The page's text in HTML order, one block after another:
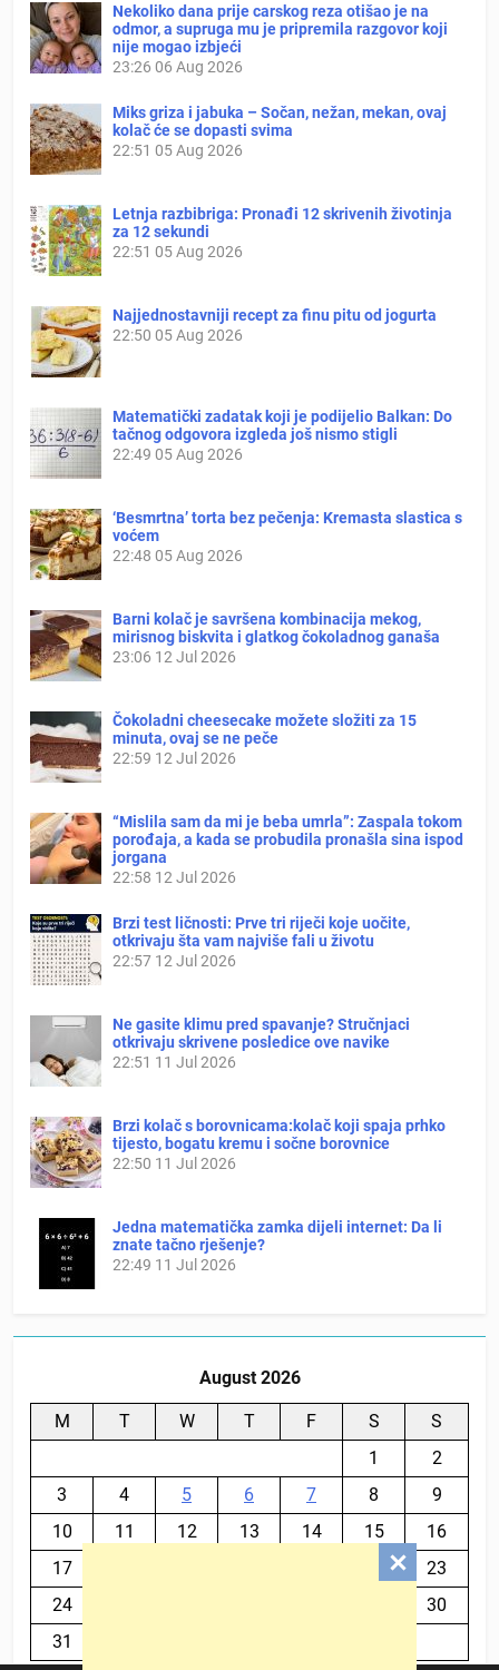
Nekoliko dana prije carskog reza otišao je na
odmor, a supruga mu je pripremila razgovor koji
nije mogao izbjeći
23:26 06 Aug 2026
Miks griza i jabuka – Sočan, nežan, mekan, ovaj
kolač će se dopasti svima
22:51 05 Aug 2026
Letnja razbibriga: Pronađi 12 skrivenih životinja
za 12 sekundi
22:51 05 Aug 2026
Najjednostavniji recept za finu pitu od jogurta
22:50 05 Aug 2026
Matematički zadatak koji je podijelio Balkan: Do
tačnog odgovora izgleda još nismo stigli
22:49 05 Aug 2026
‘Besmrtna’ torta bez pečenja: Kremasta slastica s
voćem
22:48 05 Aug 2026
Barni kolač je savršena kombinacija mekog,
mirisnog biskvita i glatkog čokoladnog ganaša
23:06 12 Jul 2026
Čokoladni cheesecake možete složiti za 15
minuta, ovaj se ne peče
22:59 12 Jul 2026
“Mislila sam da mi je beba umrla”: Zaspala tokom
porođaja, a kada se probudila pronašla sina ispod
jorgana
22:58 12 Jul 2026
Brzi test ličnosti: Prve tri riječi koje uočite,
otkrivaju šta vam najviše fali u životu
22:57 12 Jul 2026
Ne gasite klimu pred spavanje? Stručnjaci
otkrivaju skrivene posledice ove navike
22:51 11 Jul 2026
Brzi kolač s borovnicama:kolač koji spaja prhko
tijesto, bogatu kremu i sočne borovnice
22:50 11 Jul 2026
Jedna matematička zamka dijeli internet: Da li
znate tačno rješenje?
22:49 11 Jul 2026
August 2026
M T W T F S
S
1
2
3
4 5 6 7 8
9
10
11 12 13 14 15
16
17
23
24
30
31